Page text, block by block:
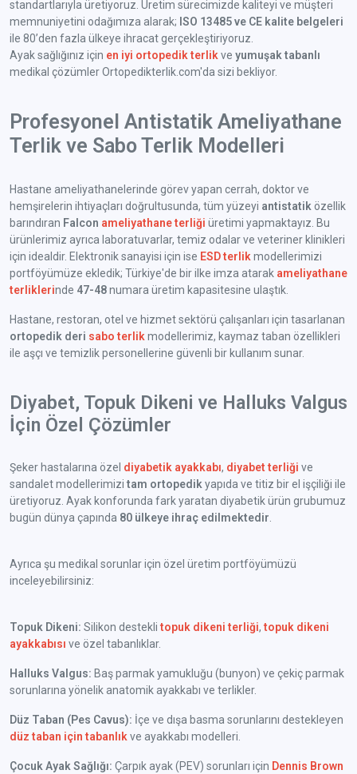
standartlarıyla üretiyoruz. Üretim sürecimizde kaliteyi ve müşteri
memnuniyetini odağımıza alarak; ISO 13485 ve CE kalite belgeleri
ile 80’den fazla ülkeye ihracat gerçekleştiriyoruz.
Ayak sağlığınız için en iyi ortopedik terlikve yumuşak tabanlı
medikal çözümler Ortopedikterlik.com'da sizi bekliyor.
Profesyonel Antistatik Ameliyathane
Terlik ve Sabo Terlik Modelleri
Hastane ameliyathanelerinde görev yapan cerrah, doktor ve
hemşirelerin ihtiyaçları doğrultusunda, tüm yüzeyi antistatik özellik
barındıran Falcon ameliyathane terliği üretimi yapmaktayız. Bu
ürünlerimiz ayrıca laboratuvarlar, temiz odalar ve veteriner klinikleri
için idealdir. Elektronik sanayisi için ise ESD terlikmodellerimizi
portföyümüze ekledik; Türkiye'de bir ilke imza atarak ameliyathane
terliklerinde 47-48numara üretim kapasitesine ulaştık.
Hastane, restoran, otel ve hizmet sektörü çalışanları için tasarlanan
ortopedik deri sabo terlikmodellerimiz, kaymaz taban özellikleri
ile aşçı ve temizlik personellerine güvenli bir kullanım sunar.
Diyabet, Topuk Dikeni ve Halluks Valgus
İçin Özel Çözümler
Şeker hastalarına özel diyabetik ayakkabı, diyabet terliği ve
sandalet modellerimizi tam ortopedikyapıda ve titiz bir el işçiliği ile
üretiyoruz. Ayak konforunda fark yaratan diyabetik ürün grubumuz
bugün dünya çapında 80 ülkeye ihraç edilmektedir.
Ayrıca şu medikal sorunlar için özel üretim portföyümüzü
inceleyebilirsiniz:
Topuk Dikeni: Silikon desteklitopuk dikeni terliği,topuk dikeni
ayakkabısı ve özel tabanlıklar.
Halluks Valgus: Baş parmak yamukluğu (bunyon) ve çekiç parmak
sorunlarına yönelik anatomik ayakkabı ve terlikler.
Düz Taban (Pes Cavus): İçe ve dışa basma sorunlarını destekleyen
düz taban için tabanlıkve ayakkabı modelleri.
Çocuk Ayak Sağlığı: Çarpık ayak (PEV) sorunları için Dennis Brown